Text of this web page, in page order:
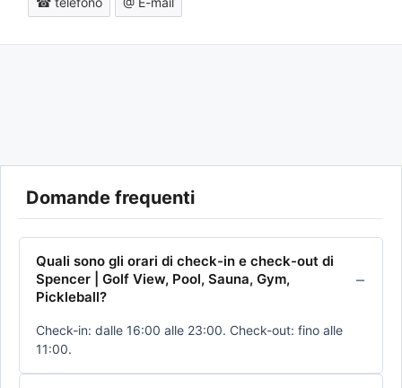
Domande frequenti
Quali sono gli orari di check-in e check-out di
Spencer | Golf View, Pool, Sauna, Gym,
Pickleball?
Check-in: dalle 16:00 alle 23:00. Check-out: fino alle
11:00.